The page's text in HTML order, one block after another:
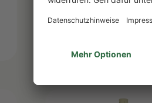
IN DEN